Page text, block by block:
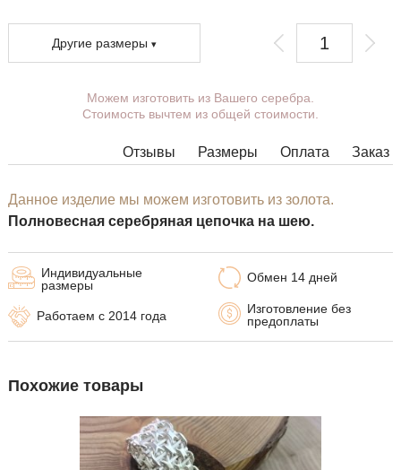
Другие размеры
Вы можете выбрать покрытие,
массу, длину, ширину, замок.
комбинациями ширины, длины и
менеджеры свяжутся с Вами.
Можем изготовить из Вашего серебра.
Стоимость вычтем из общей стоимости.
Отзывы Заказ
Оплата
Размеры
Данное изделие мы можем изготовить из золота.
Полновесная серебряная цепочка на шею.
Обмен 14 дней
Изготовление без
предоплаты
Индивидуальные
размеры
Работаем с 2014 года
Похожие товары